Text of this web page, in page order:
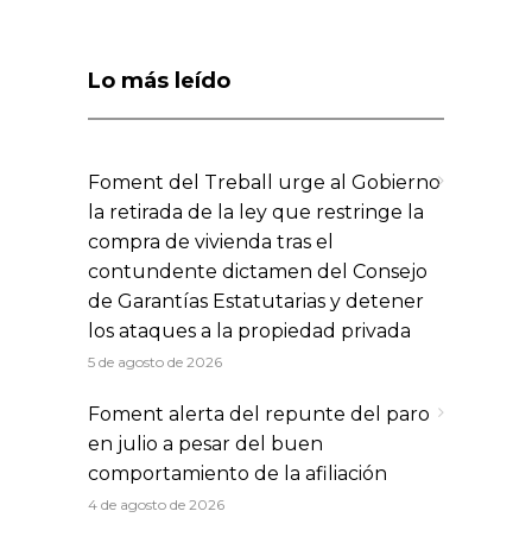
Lo más leído
Foment del Treball urge al Gobierno
la retirada de la ley que restringe la
compra de vivienda tras el
contundente dictamen del Consejo
de Garantías Estatutarias y detener
los ataques a la propiedad privada
5 de agosto de 2026
Foment alerta del repunte del paro
en julio a pesar del buen
comportamiento de la afiliación
4 de agosto de 2026